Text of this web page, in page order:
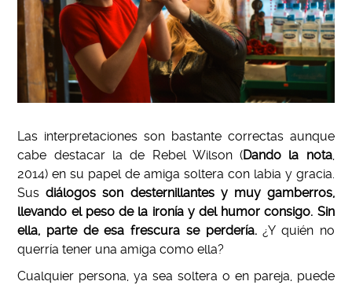
Las interpretaciones son bastante correctas aunque
cabe destacar la de Rebel Wilson (Dando la nota,
2014) en su papel de amiga soltera con labia y gracia.
Sus diálogos son desternillantes y muy gamberros,
llevando el peso de la ironía y del humor consigo. Sin
ella, parte de esa frescura se perdería.¿Y quién no
querría tener una amiga como ella?
Cualquier persona, ya sea soltera o en pareja, puede